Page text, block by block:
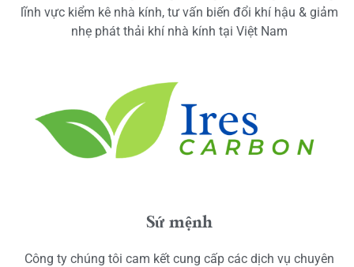
lĩnh vực kiểm kê nhà kính, tư vấn biến đổi khí hậu & giảm
nhẹ phát thải khí nhà kính tại Việt Nam
Sứ mệnh
Công ty chúng tôi cam kết cung cấp các dịch vụ chuyên